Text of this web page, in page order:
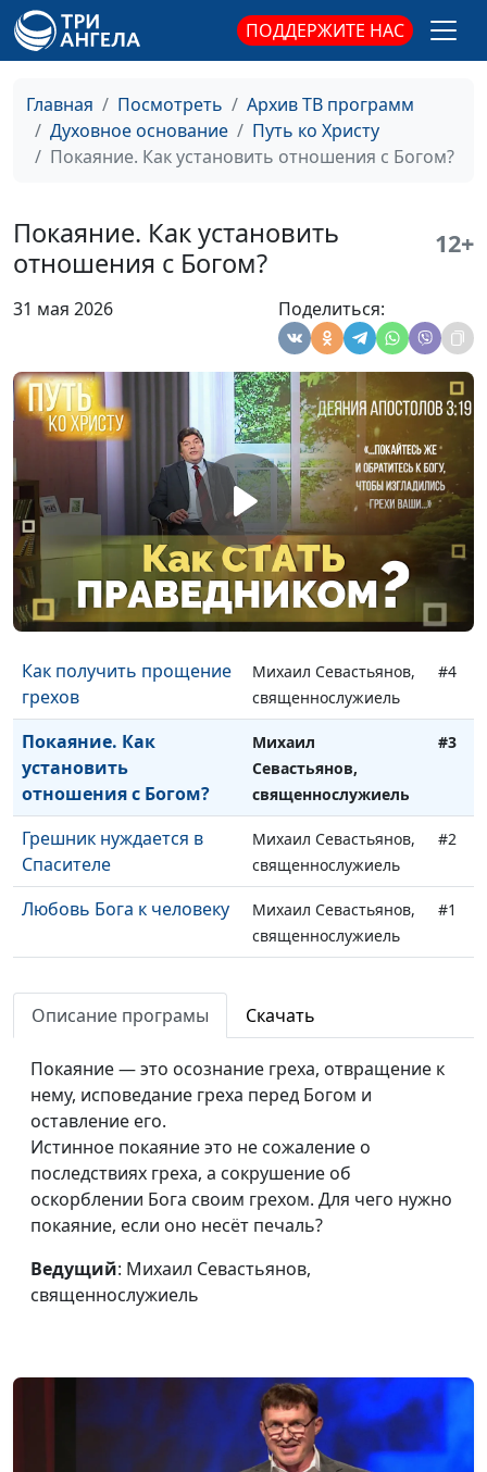
ПОДДЕРЖИТЕ НАС
Главная Посмотреть
Архив ТВ программ
Духовное основание
Путь ко Христу
Покаяние. Как установить отношения с Богом?
Покаяние. Как установить
отношения с Богом?
12+
31 мая 2026 Поделиться:
Радость в Господе
Михаил Севастьянов,
священнослужиель
#13
Как быть с сомнениями
в Библии
Михаил Севастьянов,
священнослужиель
Преимущество молитвы
Познание Бога
Михаил Севастьянов,
священнослужиель
#10
Наша жизнь и дела
Михаил Севастьянов,
священнослужиель
#9
Возрастание во Христе
Михаил Севастьянов,
священнослужиель
#8
Принадлежим ли мы
Христу?
Михаил Севастьянов,
священнослужиель
#7
Вера и принятие: мир
без серебра и платы
Михаил Севастьянов,
священнослужиель
#6
Посвящение. Полная
отдача себя Богу
Михаил Севастьянов,
священнослужиель
#5
Как получить прощение
грехов
Михаил Севастьянов,
священнослужиель
#4
Покаяние. Как
установить
отношения с Богом?
Михаил
Севастьянов,
священнослужиель
#3
Грешник нуждается в
Спасителе
Михаил Севастьянов,
священнослужиель
#2
Любовь Бога к человеку
Михаил Севастьянов,
священнослужиель
#1
Описание програмы Скачать
Покаяние — это осознание греха, отвращение к
нему, исповедание греха перед Богом и
оставление его.
Истинное покаяние это не сожаление о
последствиях греха, а сокрушение об
оскорблении Бога своим грехом. Для чего нужно
покаяние, если оно несёт печаль?
Ведущий: Михаил Севастьянов,
священнослужиель